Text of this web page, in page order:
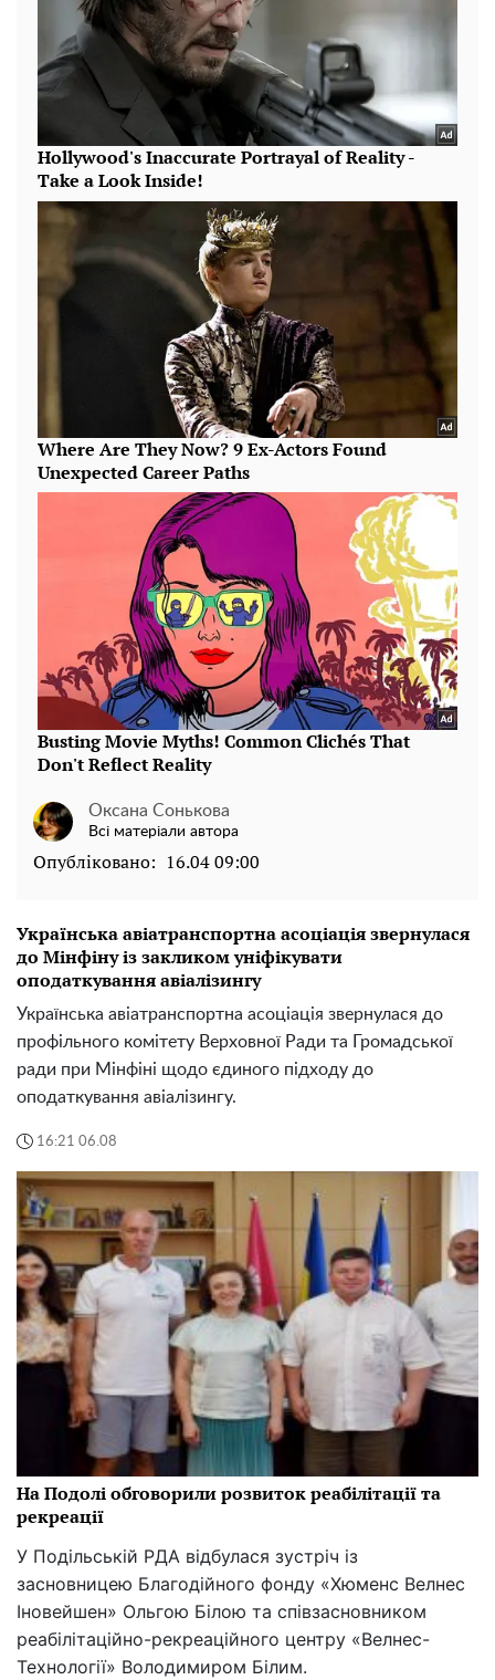
Оксана Сонькова
Всі матеріали автора
Опубліковано: 16.04 09:00
Українська авіатранспортна асоціація звернулася
до Мінфіну із закликом уніфікувати
оподаткування авіалізингу
Українська авіатранспортна асоціація звернулася до
профільного комітету Верховної Ради та Громадської
ради при Мінфіні щодо єдиного підходу до
оподаткування авіалізингу.
16:21 06.08
На Подолі обговорили розвиток реабілітації та
рекреації
У Подільській РДА відбулася зустріч із
засновницею Благодійного фонду «Хюменс Велнес
Іновейшен» Ольгою Білою та співзасновником
реабілітаційно-рекреаційного центру «Велнес-
Технології» Володимиром Білим.